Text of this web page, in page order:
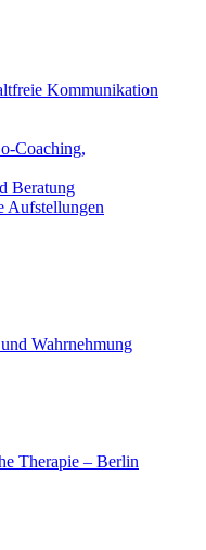
Kommunikation
Coaching,
Beratung
Aufstellungen
Wahrnehmung
Therapie – Berlin